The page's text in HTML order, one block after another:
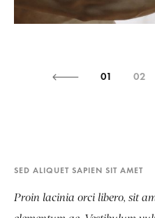
01 02
SED ALIQUET SAPIEN SIT AMET
Proin lacinia orci libero, sit